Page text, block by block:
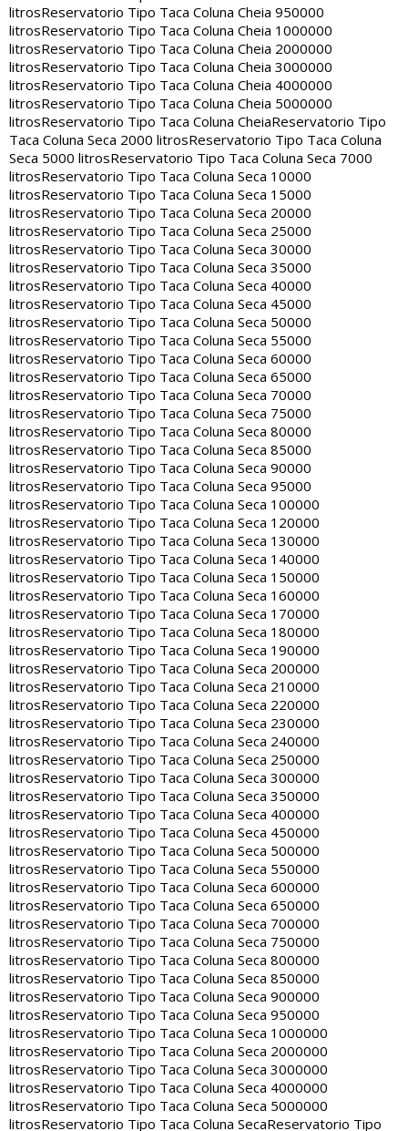
litrosReservatorio Tipo Taca Coluna Cheia 950000
litrosReservatorio Tipo Taca Coluna Cheia 1000000
litrosReservatorio Tipo Taca Coluna Cheia 2000000
litrosReservatorio Tipo Taca Coluna Cheia 3000000
litrosReservatorio Tipo Taca Coluna Cheia 4000000
litrosReservatorio Tipo Taca Coluna Cheia 5000000
litrosReservatorio Tipo Taca Coluna CheiaReservatorio Tipo
Taca Coluna Seca 2000 litrosReservatorio Tipo Taca Coluna
Seca 5000 litrosReservatorio Tipo Taca Coluna Seca 7000
litrosReservatorio Tipo Taca Coluna Seca 10000
litrosReservatorio Tipo Taca Coluna Seca 15000
litrosReservatorio Tipo Taca Coluna Seca 20000
litrosReservatorio Tipo Taca Coluna Seca 25000
litrosReservatorio Tipo Taca Coluna Seca 30000
litrosReservatorio Tipo Taca Coluna Seca 35000
litrosReservatorio Tipo Taca Coluna Seca 40000
litrosReservatorio Tipo Taca Coluna Seca 45000
litrosReservatorio Tipo Taca Coluna Seca 50000
litrosReservatorio Tipo Taca Coluna Seca 55000
litrosReservatorio Tipo Taca Coluna Seca 60000
litrosReservatorio Tipo Taca Coluna Seca 65000
litrosReservatorio Tipo Taca Coluna Seca 70000
litrosReservatorio Tipo Taca Coluna Seca 75000
litrosReservatorio Tipo Taca Coluna Seca 80000
litrosReservatorio Tipo Taca Coluna Seca 85000
litrosReservatorio Tipo Taca Coluna Seca 90000
litrosReservatorio Tipo Taca Coluna Seca 95000
litrosReservatorio Tipo Taca Coluna Seca 100000
litrosReservatorio Tipo Taca Coluna Seca 120000
litrosReservatorio Tipo Taca Coluna Seca 130000
litrosReservatorio Tipo Taca Coluna Seca 140000
litrosReservatorio Tipo Taca Coluna Seca 150000
litrosReservatorio Tipo Taca Coluna Seca 160000
litrosReservatorio Tipo Taca Coluna Seca 170000
litrosReservatorio Tipo Taca Coluna Seca 180000
litrosReservatorio Tipo Taca Coluna Seca 190000
litrosReservatorio Tipo Taca Coluna Seca 200000
litrosReservatorio Tipo Taca Coluna Seca 210000
litrosReservatorio Tipo Taca Coluna Seca 220000
litrosReservatorio Tipo Taca Coluna Seca 230000
litrosReservatorio Tipo Taca Coluna Seca 240000
litrosReservatorio Tipo Taca Coluna Seca 250000
litrosReservatorio Tipo Taca Coluna Seca 300000
litrosReservatorio Tipo Taca Coluna Seca 350000
litrosReservatorio Tipo Taca Coluna Seca 400000
litrosReservatorio Tipo Taca Coluna Seca 450000
litrosReservatorio Tipo Taca Coluna Seca 500000
litrosReservatorio Tipo Taca Coluna Seca 550000
litrosReservatorio Tipo Taca Coluna Seca 600000
litrosReservatorio Tipo Taca Coluna Seca 650000
litrosReservatorio Tipo Taca Coluna Seca 700000
litrosReservatorio Tipo Taca Coluna Seca 750000
litrosReservatorio Tipo Taca Coluna Seca 800000
litrosReservatorio Tipo Taca Coluna Seca 850000
litrosReservatorio Tipo Taca Coluna Seca 900000
litrosReservatorio Tipo Taca Coluna Seca 950000
litrosReservatorio Tipo Taca Coluna Seca 1000000
litrosReservatorio Tipo Taca Coluna Seca 2000000
litrosReservatorio Tipo Taca Coluna Seca 3000000
litrosReservatorio Tipo Taca Coluna Seca 4000000
litrosReservatorio Tipo Taca Coluna Seca 5000000
litrosReservatorio Tipo Taca Coluna SecaReservatorio Tipo